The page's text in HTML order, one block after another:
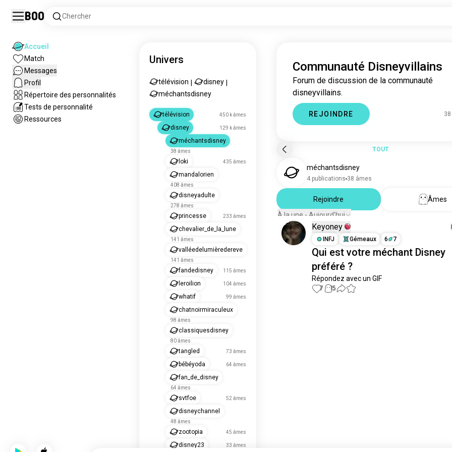
Boo Chercher
Accueil
Match
Messages
Profil
Répertoire des personnalités
Tests de personnalité
Ressources
Univers
télévision disney
méchantsdisney
télévision 450 k âmes
disney 129 k âmes
méchantsdisney
38 âmes
loki 435 âmes
mandalorien
408 âmes
disneyadulte
278 âmes
princesse 233 âmes
chevalier_de_la_lune
141 âmes
valléedelumièredereve
141 âmes
fandedisney 115 âmes
leroilion 104 âmes
whatif 99 âmes
chatnoirmiraculeux
98 âmes
classiquesdisney
80 âmes
tangled 73 âmes
bébéyoda 64 âmes
fan_de_disney
64 âmes
svtfoe 52 âmes
disneychannel
48 âmes
zootopia 45 âmes
disney23 33 âmes
Communauté Disneyvillains
Forum de discussion de la communauté
disneyvillains.
REJOINDRE
TOUT
méchantsdisney
4 publications 38 âmes
Rejoindre
Âmes
À la une - Aujourd'hui
Keyoney
INFJ
Gémeaux 6 7
Qui est votre méchant Disney
préféré ?
Répondez avec un GIF
7 15